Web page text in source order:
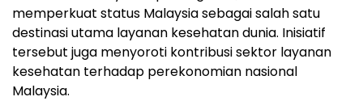
memperkuat status Malaysia sebagai salah satu
destinasi utama layanan kesehatan dunia. Inisiatif
tersebut juga menyoroti kontribusi sektor layanan
kesehatan terhadap perekonomian nasional
Malaysia.